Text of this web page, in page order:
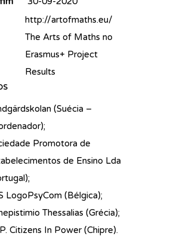
http://artofmaths.eu/
The Arts of Maths no
Erasmus+ Project
Results
(Suécia –
Promotora de
de Ensino Lda
LogoPsyCom (Bélgica);
Thessalias (Grécia);
Citizens In Power (Chipre).